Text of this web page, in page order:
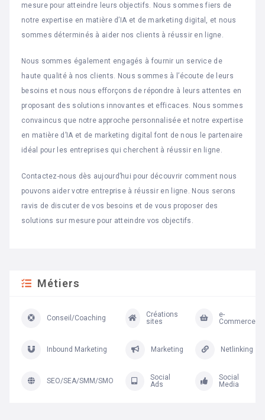
mesure pour atteindre leurs objectifs. Nous sommes fiers de
notre expertise en matière d’IA et de marketing digital, et nous
sommes déterminés à aider nos clients à réussir en ligne.
Nous sommes également engagés à fournir un service de
haute qualité à nos clients. Nous sommes à l’écoute de leurs
besoins et nous nous efforçons de répondre à leurs attentes en
proposant des solutions innovantes et efficaces. Nous sommes
convaincus que notre approche personnalisée et notre expertise
en matière d’IA et de marketing digital font de nous le partenaire
idéal pour les entreprises qui cherchent à réussir en ligne.
Contactez-nous dès aujourd’hui pour découvrir comment nous
pouvons aider votre entreprise à réussir en ligne. Nous serons
ravis de discuter de vos besoins et de vous proposer des
solutions sur mesure pour atteindre vos objectifs.
Métiers
Conseil/Coaching
Créations
sites
e-
Commerce
Inbound Marketing Marketing Netlinking
SEO/SEA/SMM/SMO
Social
Ads
Social
Media